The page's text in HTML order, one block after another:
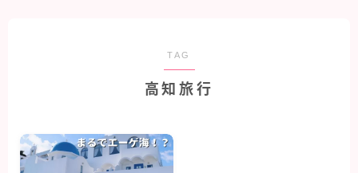
オアシスオブザシーズ
TAG
高知旅行